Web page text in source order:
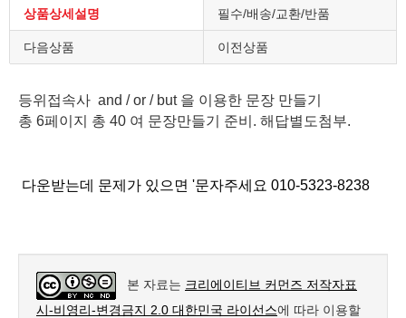
상품상세설명 필수/배송/교환/반품
다음상품 이전상품
등위접속사 and / or / but 을 이용한 문장 만들기
총 6페이지 총 40 여 문장만들기 준비. 해답별도첨부.
다운받는데 문제가 있으면 '문자주세요 010-5323-8238
본 자료는 크리에이티브 커먼즈 저작자표
시-비영리-변경금지 2.0 대한민국 라이선스에 따라 이용할